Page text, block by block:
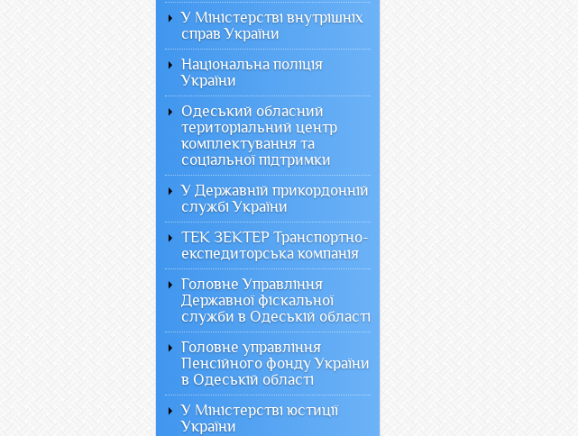
У Міністерстві внутрішніх
справ України
Національна поліція
України
Одеський обласний
територіальний центр
комплектування та
соціальної підтримки
У Державній прикордонній
службі України
ТЕК ЗЕКТЕР Транспортно-
експедиторська компанія
Головне Управління
Державної фіскальної
служби в Одеській області
Головне управління
Пенсійного фонду України
в Одеській області
У Міністерстві юстиції
України